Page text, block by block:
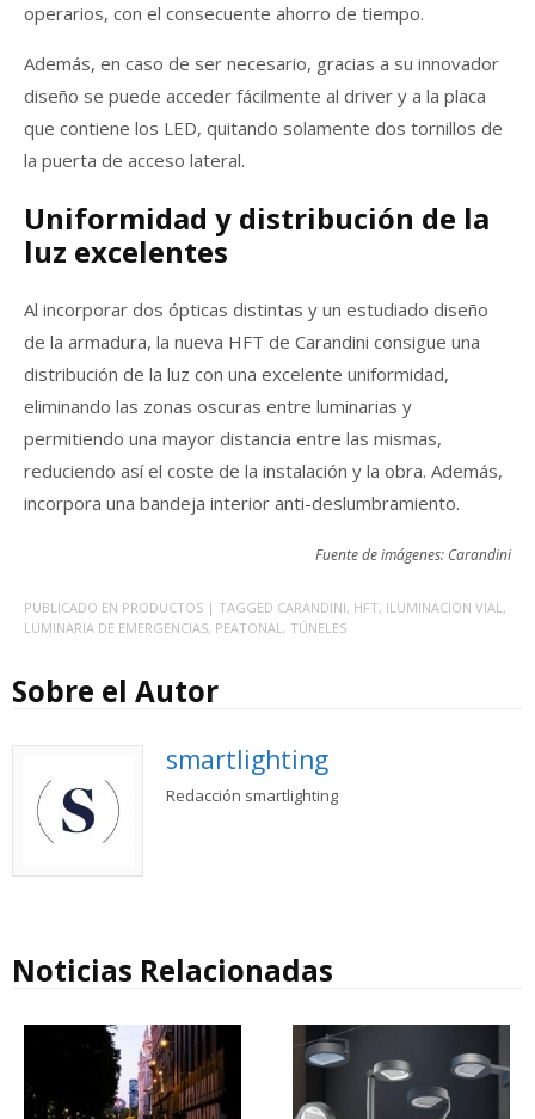
operarios, con el consecuente ahorro de tiempo.
Además, en caso de ser necesario, gracias a su innovador
diseño se puede acceder fácilmente al driver y a la placa
que contiene los LED, quitando solamente dos tornillos de
la puerta de acceso lateral.
Uniformidad y distribución de la
luz excelentes
Al incorporar dos ópticas distintas y un estudiado diseño
de la armadura, la nueva HFT de Carandini consigue una
distribución de la luz con una excelente uniformidad,
eliminando las zonas oscuras entre luminarias y
permitiendo una mayor distancia entre las mismas,
reduciendo así el coste de la instalación y la obra. Además,
incorpora una bandeja interior anti-deslumbramiento.
Fuente de imágenes: Carandini
PUBLICADO EN PRODUCTOS | TAGGED CARANDINI, HFT, ILUMINACION VIAL ,
LUMINARIA DE EMERGENCIAS, PEATONAL , TÚNELES
Sobre el Autor
smartlighting
Redacción smartlighting
Noticias Relacionadas